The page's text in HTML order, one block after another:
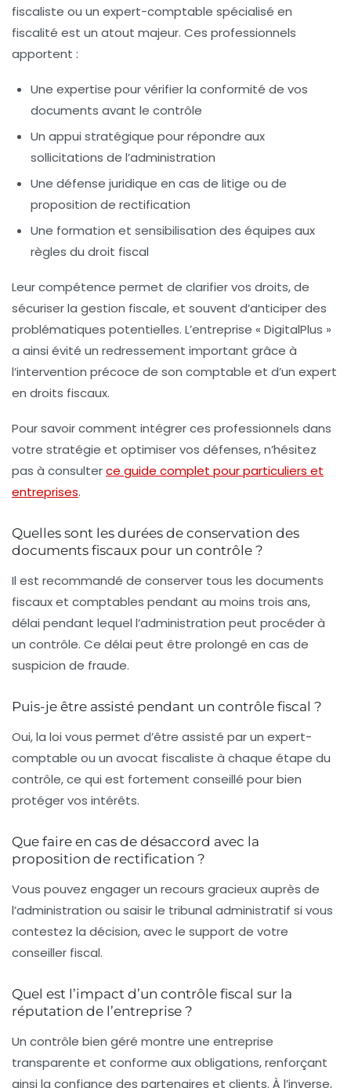
fiscaliste ou un expert-comptable spécialisé en
fiscalité est un atout majeur. Ces professionnels
apportent :
Une expertise pour vérifier la conformité de vos
documents avant le contrôle
Un appui stratégique pour répondre aux
sollicitations de l’administration
Une défense juridique en cas de litige ou de
proposition de rectification
Une formation et sensibilisation des équipes aux
règles du droit fiscal
Leur compétence permet de clarifier vos droits, de
sécuriser la gestion fiscale, et souvent d’anticiper des
problématiques potentielles. L’entreprise « DigitalPlus »
a ainsi évité un redressement important grâce à
l’intervention précoce de son comptable et d’un expert
en droits fiscaux.
Pour savoir comment intégrer ces professionnels dans
votre stratégie et optimiser vos défenses, n’hésitez
pas à consulterce guide complet pour particuliers et
entreprises.
Quelles sont les durées de conservation des
documents fiscaux pour un contrôle ?
Il est recommandé de conserver tous les documents
fiscaux et comptables pendant au moins trois ans,
délai pendant lequel l’administration peut procéder à
un contrôle. Ce délai peut être prolongé en cas de
suspicion de fraude.
Puis-je être assisté pendant un contrôle fiscal ?
Oui, la loi vous permet d’être assisté par un expert-
comptable ou un avocat fiscaliste à chaque étape du
contrôle, ce qui est fortement conseillé pour bien
protéger vos intérêts.
Que faire en cas de désaccord avec la
proposition de rectification ?
Vous pouvez engager un recours gracieux auprès de
l’administration ou saisir le tribunal administratif si vous
contestez la décision, avec le support de votre
conseiller fiscal.
Quel est l’impact d’un contrôle fiscal sur la
réputation de l’entreprise ?
Un contrôle bien géré montre une entreprise
transparente et conforme aux obligations, renforçant
ainsi la confiance des partenaires et clients. À l’inverse,